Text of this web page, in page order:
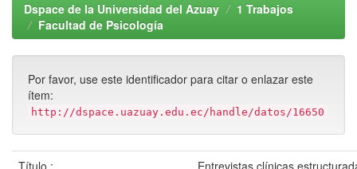
Dspace de la Universidad del Azuay
1 Trabajos
Facultad de Psicología
Por favor, use este identificador para citar o enlazar este
ítem:
http://dspace.uazuay.edu.ec/handle/datos/16650
Título :
Entrevistas clínicas